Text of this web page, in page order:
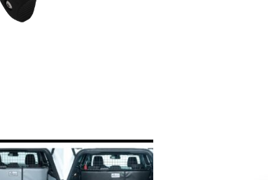
Optionen können auf der Produktseite gewählt
Produkt weist mehrere Varianten auf. Die